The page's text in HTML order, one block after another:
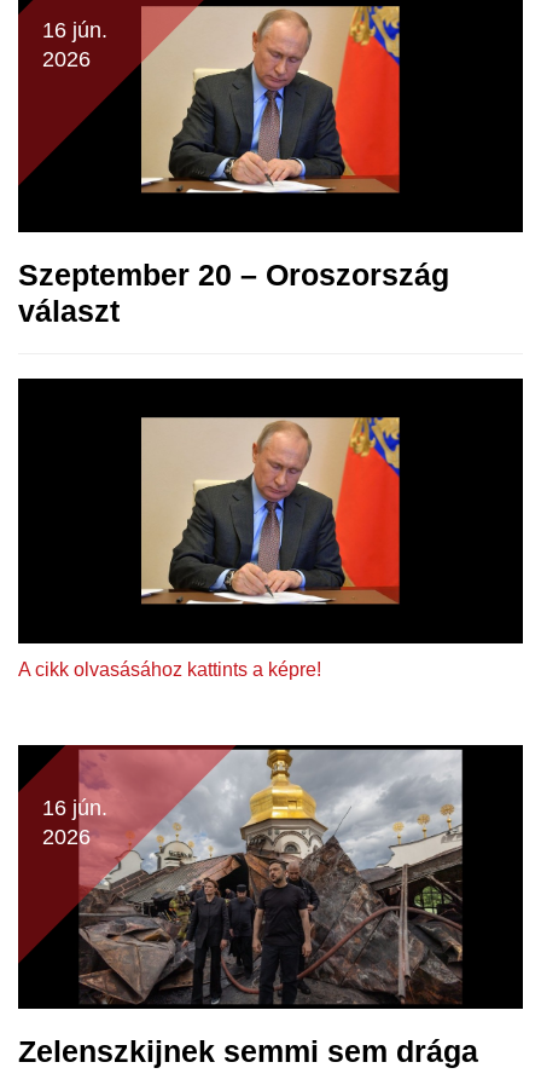
16 jún.
2026
Szeptember 20 – Oroszország
választ
A cikk olvasásához kattints a képre!
16 jún.
2026
Zelenszkijnek semmi sem drága